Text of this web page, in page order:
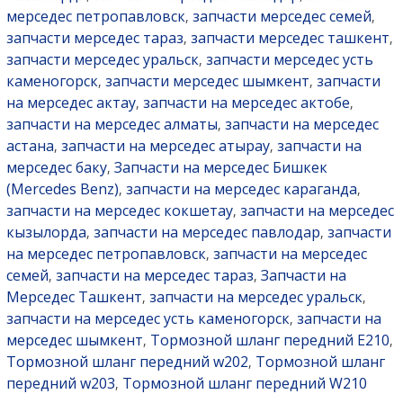
мерседес петропавловск, запчасти мерседес семей,
запчасти мерседес тараз, запчасти мерседес ташкент,
запчасти мерседес уральск, запчасти мерседес усть
каменогорск, запчасти мерседес шымкент, запчасти
на мерседес актау, запчасти на мерседес актобе,
запчасти на мерседес алматы, запчасти на мерседес
астана, запчасти на мерседес атырау, запчасти на
мерседес баку, Запчасти на мерседес Бишкек
(Mercedes Benz), запчасти на мерседес караганда,
запчасти на мерседес кокшетау, запчасти на мерседес
кызылорда, запчасти на мерседес павлодар, запчасти
на мерседес петропавловск, запчасти на мерседес
семей, запчасти на мерседес тараз, Запчасти на
Мерседес Ташкент, запчасти на мерседес уральск,
запчасти на мерседес усть каменогорск, запчасти на
мерседес шымкент, Тормозной шланг передний E210,
Тормозной шланг передний w202, Тормозной шланг
передний w203, Тормозной шланг передний W210